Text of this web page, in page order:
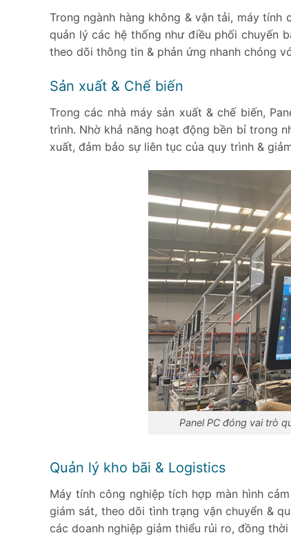
Trong ngành hàng không & vận tải, máy
quản lý các hệ thống như điều phối chuyến
theo dõi thông tin & phản ứng nhanh chóng
Sản xuất & Chế biến
Trong các nhà máy sản xuất & chế biến,
trình. Nhờ khả năng hoạt động bền bỉ trong
xuất, đảm bảo sự liên tục của quy trình &
Panel PC đóng vai trò
Quản lý kho bãi & Logistics
Máy tính công nghiệp tích hợp màn hình
giám sát, theo dõi tình trạng vận chuyển &
các doanh nghiệp giảm thiểu rủi ro, đồng